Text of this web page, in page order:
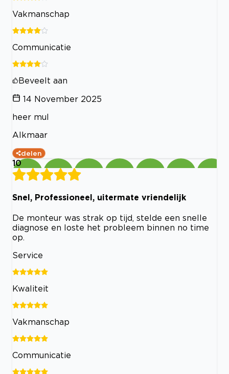
Vakmanschap
Communicatie
Beveelt aan
14 November 2025
heer mul
Alkmaar
delen
10
Snel, Professioneel, uitermate vriendelijk
De monteur was strak op tijd, stelde een snelle
diagnose en loste het probleem binnen no time
op.
Service
Kwaliteit
Vakmanschap
Communicatie